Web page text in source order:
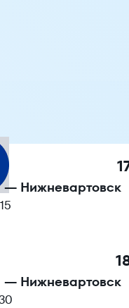
Нижневартовск
Нижневартовск